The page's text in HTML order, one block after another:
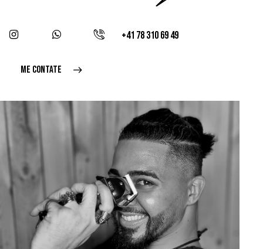
+41 78 310 69 49
ME CONTATE